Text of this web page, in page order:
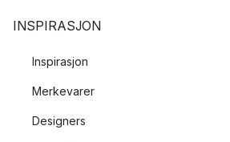
INSPIRASJON
Inspirasjon
Merkevarer
Designers